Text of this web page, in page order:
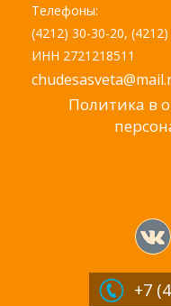
Телефоны:
(4212) 30-30-20,
ИНН 2721218511
Политика в
+7